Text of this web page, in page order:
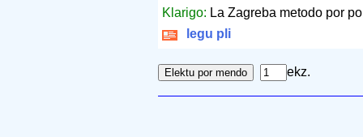
Klarigo: La Zagreba metodo por
legu pli
ekz.